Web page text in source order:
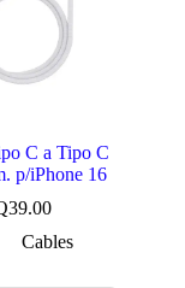
C a Tipo C
p/iPhone 16
39.00
Cables